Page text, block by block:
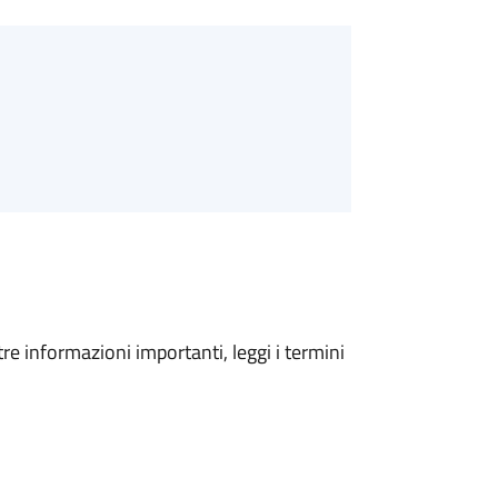
informazioni importanti, leggi i termini